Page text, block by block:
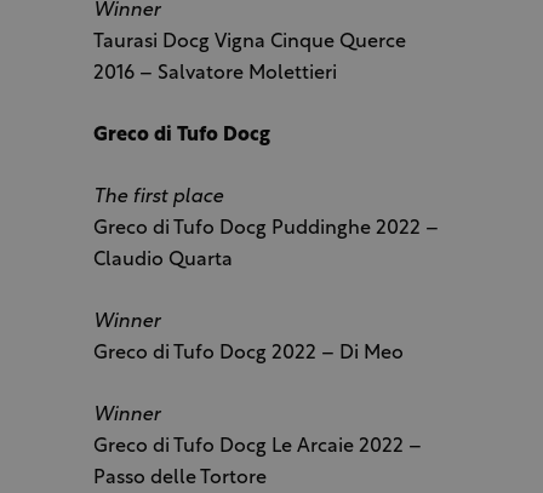
Winner
Taurasi Docg Vigna Cinque Querce
2016 – Salvatore Molettieri
Greco di Tufo Docg
The first place
Greco di Tufo Docg Puddinghe 2022 –
Claudio Quarta
Winner
Greco di Tufo Docg 2022 – Di Meo
Winner
Greco di Tufo Docg Le Arcaie 2022 –
Passo delle Tortore